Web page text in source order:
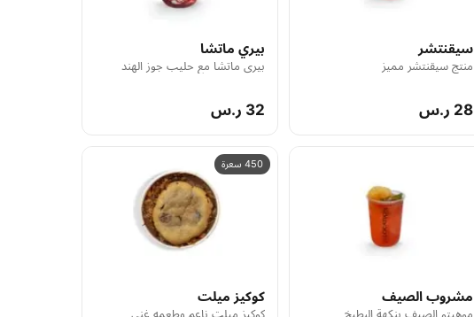
سيقنتشر
منتج سيقنتشر مميز
28 ر.س
بيري ماتشا
بيري ماتشا مع حليب جوز الهند
32 ر.س
مشروب الصيف
موهيتو الصيف بنكهة البطيخ
450 سعرة
كوكيز ميلت
كوكيز ميلت ناعم وطعمه غني